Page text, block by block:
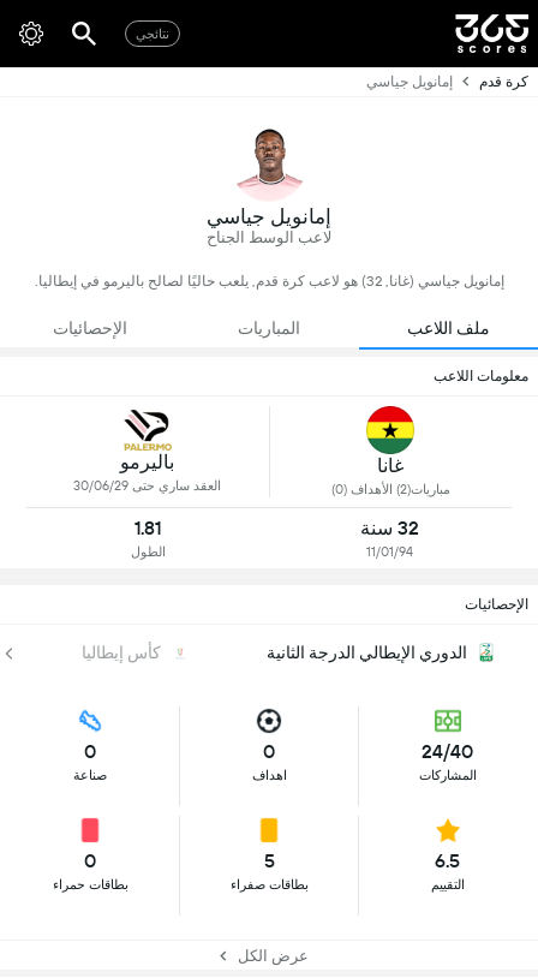
نتائجي
كرة قدم إمانويل جياسي
إمانويل جياسي
لاعب الوسط الجناح
إمانويل جياسي (غانا, 32) هو لاعب كرة قدم, يلعب حاليًا لصالح باليرمو في إيطاليا.
ملف اللاعب المباريات الإحصائيات
معلومات اللاعب
غانا
مباريات(2) الأهداف (0)
باليرمو
العقد ساري حتى 30/06/29
32 سنة
11/01/94
1.81
الطول
الإحصائيات
الدوري الإيطالي الدرجة الثانية كأس إيطاليا
24/40
المشاركات
0
اهداف
0
صناعة
6.5
التقييم
5
بطاقات صفراء
0
بطاقات حمراء
عرض الكل